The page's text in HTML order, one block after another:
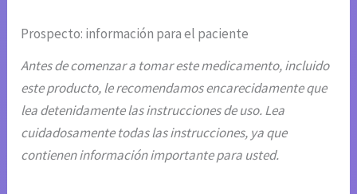
Prospecto: información para el paciente
Antes de comenzar a tomar este medicamento, incluido
este producto, le recomendamos encarecidamente que
lea detenidamente las instrucciones de uso. Lea
cuidadosamente todas las instrucciones, ya que
contienen información importante para usted.